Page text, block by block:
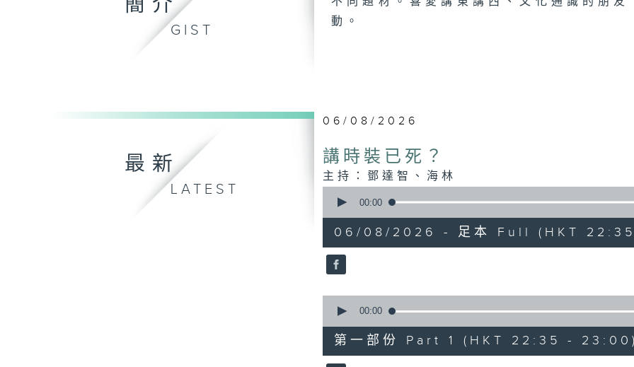
簡介
GIST
動。
最新
LATEST
06/08/2026
講時裝已死？
主持：鄧達智、海林
seconds
hour,
21
minutes,
0
90%
00:00
06/08/2026 - 足本 Full (HKT
seconds
25
minutes,
10
00:00
第一部份 Part 1 (HKT 22:35 -